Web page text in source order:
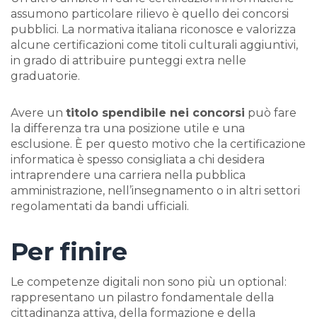
assumono particolare rilievo è quello dei concorsi
pubblici. La normativa italiana riconosce e valorizza
alcune certificazioni come titoli culturali aggiuntivi,
in grado di attribuire punteggi extra nelle
graduatorie.
Avere un titolo spendibile nei concorsi può fare
la differenza tra una posizione utile e una
esclusione. È per questo motivo che la certificazione
informatica è spesso consigliata a chi desidera
intraprendere una carriera nella pubblica
amministrazione, nell’insegnamento o in altri settori
regolamentati da bandi ufficiali.
Per finire
Le competenze digitali non sono più un optional:
rappresentano un pilastro fondamentale della
cittadinanza attiva, della formazione e della